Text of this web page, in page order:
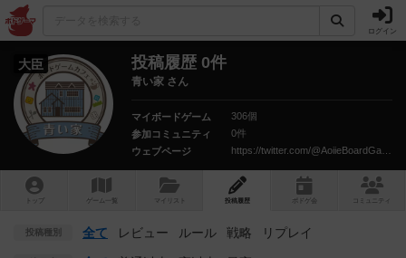
ログイン
大臣 投稿履歴 0件
青い家 さん
マイボードゲーム
306個
参加コミュニティ
0件
ウェブページ
トップ ゲーム一覧 マイリスト 投稿履歴 ボ ドゲ コミュニティ
投稿種別 全て レビュー ルール 戦略 リプレイ